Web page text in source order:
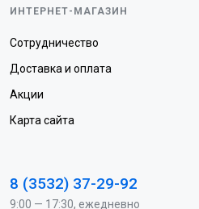
ИНТЕРНЕТ-МАГАЗИН
Сотрудничество
Доставка и оплата
Акции
Карта сайта
8 (3532) 37-29-92
9:00 — 17:30, ежедневно